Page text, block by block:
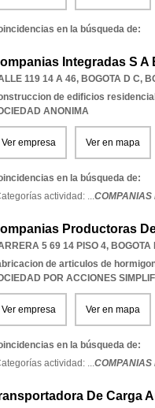
en la búsqueda de:
Integradas S A
119 14 A 46, BOGOTA D C,
de edificios
ANONIMA
Ver empresa Ver en mapa
en la búsqueda de:
actividad: ...COMPANIAS
Productoras
5 69 14 PISO 4, BOGOTA
de articulos de
POR ACCIONES
Ver empresa Ver en mapa
en la búsqueda de:
actividad: ...COMPANIAS
De Carga